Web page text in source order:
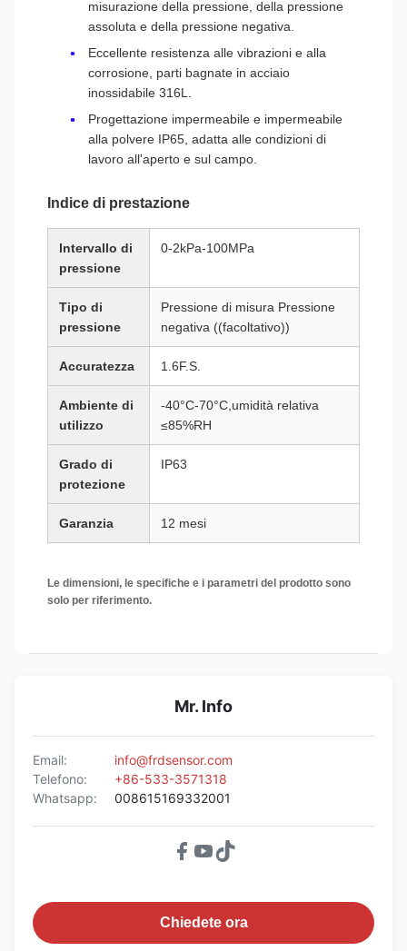
misurazione della pressione, della pressione
assoluta e della pressione negativa.
Eccellente resistenza alle vibrazioni e alla
corrosione, parti bagnate in acciaio
inossidabile 316L.
Progettazione impermeabile e impermeabile
alla polvere IP65, adatta alle condizioni di
lavoro all'aperto e sul campo.
Indice di prestazione
Intervallo di
pressione
0-2kPa-100MPa
Tipo di
pressione
Pressione di misura Pressione
negativa ((facoltativo))
Accuratezza 1.6F.S.
Ambiente di
utilizzo
-40°C-70°C,umidità relativa
≤85%RH
Grado di
protezione
IP63
Garanzia 12 mesi
Le dimensioni, le specifiche e i parametri del prodotto sono
solo per riferimento.
Mr. Info
Email:
info@frdsensor.com
Telefono:
+86-533-3571318
Whatsapp:
008615169332001
Chiedete ora